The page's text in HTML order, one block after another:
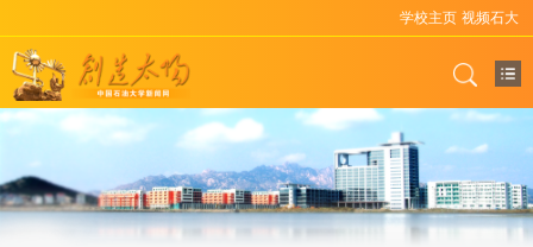
学校主页 视频石大